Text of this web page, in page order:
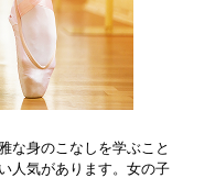
な身のこなしを学ぶこと
人気があります。女の子